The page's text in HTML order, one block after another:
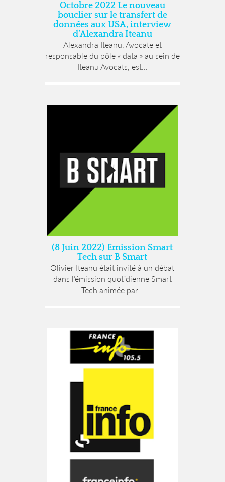
Octobre 2022 Le nouveau
bouclier sur le transfert de
données aux USA, interview
d’Alexandra Iteanu
Alexandra Iteanu, Avocate et
responsable du pôle « data » au sein de
Iteanu Avocats, est...
(8 Juin 2022) Emission Smart
Tech sur B Smart
Olivier Iteanu était invité à un débat
dans l’émission quotidienne Smart
Tech animée par...